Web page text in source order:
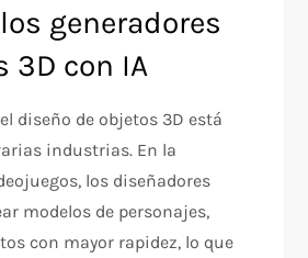
generadores
3D con IA
diseño de objetos 3D está
industrias. En la
los diseñadores
modelos de personajes,
con mayor rapidez, lo que